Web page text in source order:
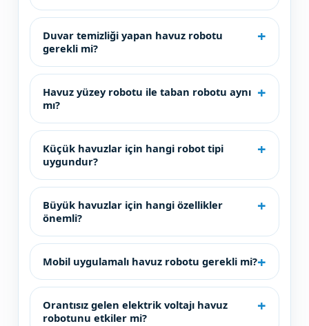
Duvar temizliği yapan havuz robotu
gerekli mi?
Havuz yüzey robotu ile taban robotu aynı
mı?
Küçük havuzlar için hangi robot tipi
uygundur?
Büyük havuzlar için hangi özellikler
önemli?
Mobil uygulamalı havuz robotu gerekli mi?
Orantısız gelen elektrik voltajı havuz
robotunu etkiler mi?